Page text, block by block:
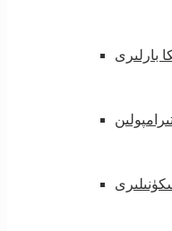
بارلىرى